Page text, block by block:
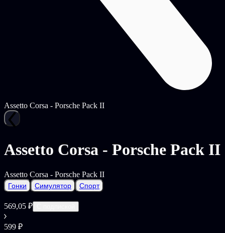
Assetto Corsa - Porsche Pack II
Assetto Corsa - Porsche Pack II
Assetto Corsa - Porsche Pack II
Гонки Симулятор Спорт
569,05 ₽
599 ₽